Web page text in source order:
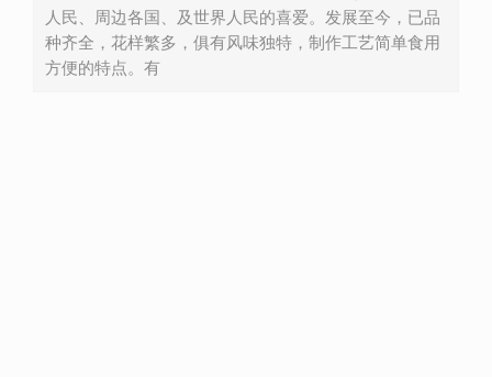
人民、周边各国、及世界人民的喜爱。发展至今，已品
种齐全，花样繁多，俱有风味独特，制作工艺简单食用
方便的特点。有